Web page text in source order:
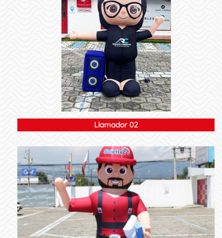
Llamador 02